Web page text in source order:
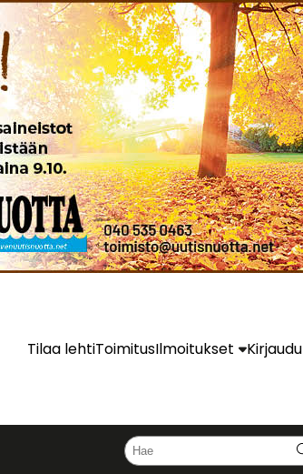
Tilaa lehtiToimitusIlmoitukset Kirjaudu